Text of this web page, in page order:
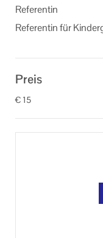
Referentin
Referentin für
Preis
€ 15